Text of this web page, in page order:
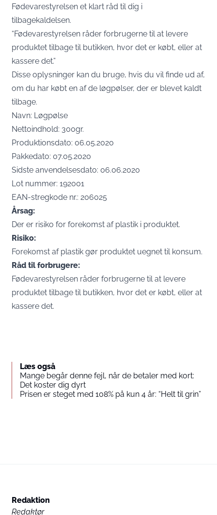
Fødevarestyrelsen et klart råd til dig i
tilbagekaldelsen.
“Fødevarestyrelsen råder forbrugerne til at levere
produktet tilbage til butikken, hvor det er købt, eller at
kassere det.”
Disse oplysninger kan du bruge, hvis du vil finde ud af,
om du har købt en af de løgpølser, der er blevet kaldt
tilbage.
Navn: Løgpølse
Nettoindhold: 300gr.
Produktionsdato: 06.05.2020
Pakkedato: 07.05.2020
Sidste anvendelsesdato: 06.06.2020
Lot nummer: 192001
EAN-stregkode nr.: 206025
Årsag:
Der er risiko for forekomst af plastik i produktet.
Risiko:
Forekomst af plastik gør produktet uegnet til konsum.
Råd til forbrugere:
Fødevarestyrelsen råder forbrugerne til at levere
produktet tilbage til butikken, hvor det er købt, eller at
kassere det.
Læs også
Mange begår denne fejl, når de betaler med kort:
Det koster dig dyrt
Prisen er steget med 108% på kun 4 år: “Helt til grin”
Redaktion
Redaktør